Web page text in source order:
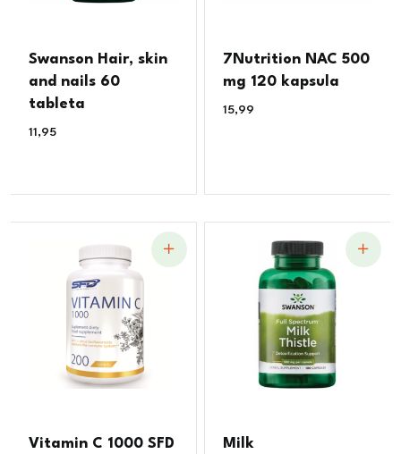
Swanson Hair, skin
and nails 60
tableta
11,95
7Nutrition NAC 500
mg 120 kapsula
15,99
Vitamin C 1000 SFD
Milk